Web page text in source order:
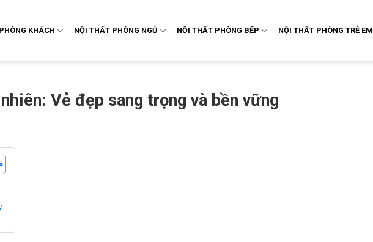
KHÁCH NỘI THẤT PHÒNG NGỦ NỘI THẤT PHÒNG BẾP NỘI THẤT PHÒNG TRẺ EM
Vẻ đẹp sang trọng và bền vững